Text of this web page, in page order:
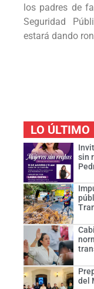
los padres de
Seguridad
estará dando
LO ÚLTIMO
sin
del